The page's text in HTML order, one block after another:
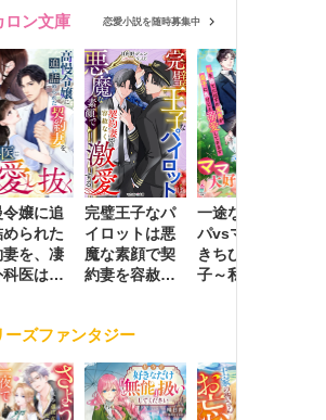
ロン文庫 恋愛小説を随時募集中
嬢に追
められた
妻を、凄
科医はこ
完璧王子なパ
イロットは悪
魔な素顔で契
約妻を容赦な
一途な社長パ
パvsママ大好
きちびっこ息
子～私を捨て
ーズファンタジー